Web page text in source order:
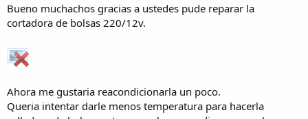
Bueno muchachos gracias a ustedes pude reparar la
cortadora de bolsas 220/12v.
Ahora me gustaria reacondicionarla un poco.
Queria intentar darle menos temperatura para hacerla